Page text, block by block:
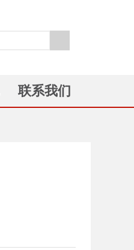
联系我们